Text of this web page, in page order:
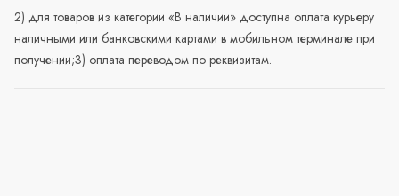
2) для товаров из категории «В наличии» доступна оплата курьеру
наличными или банковскими картами в мобильном терминале при
получении;3) оплата переводом по реквизитам.